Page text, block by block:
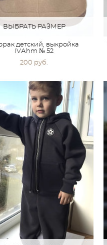
ВЫБРАТЬ РАЗМЕР
детский, выкройка
IVАhm № 52
200 pуб.